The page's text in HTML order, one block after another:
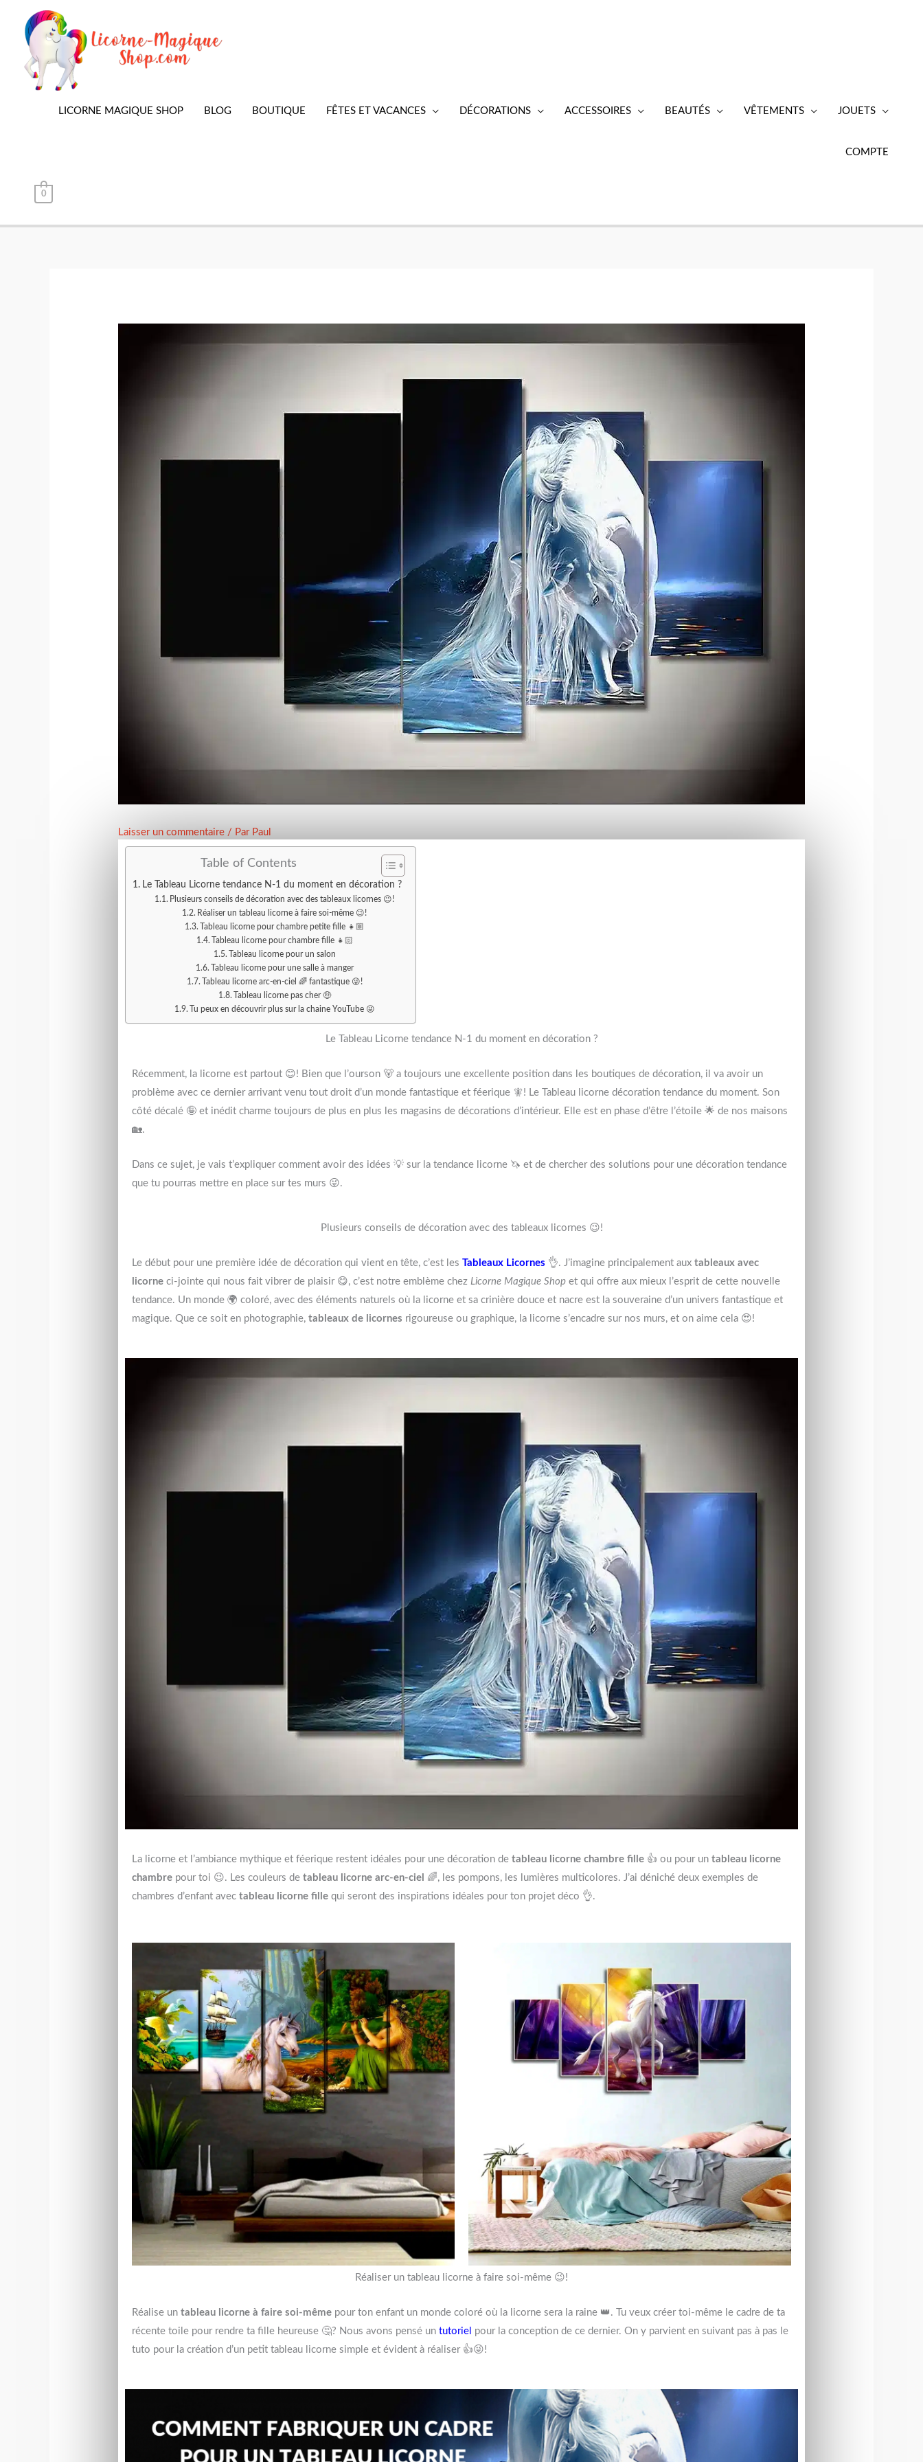
contenu
LICORNE MAGIQUE SHOP BLOG BOUTIQUE FÊTES ET VACANCES DÉCORATIONS ACCESSOIRES BEAUTÉS VÊTEMENTS JOUETS
COMPTE
0
Laisser un commentaire / Par Paul
Table of Contents
Le Tableau Licorne tendance N-1 du moment en décoration ?
Plusieurs conseils de décoration avec des tableaux licornes 😉!
Réaliser un tableau licorne à faire soi-même 😉!
Tableau licorne pour chambre petite fille 👧🏼
Tableau licorne pour chambre fille 👧🏻
Tableau licorne pour un salon
Tableau licorne pour une salle à manger
Tableau licorne arc-en-ciel 🌈 fantastique 😜!
Tableau licorne pas cher 🤑
Tu peux en découvrir plus sur la chaine YouTube 😜
Le Tableau Licorne tendance N-1 du moment en décoration ?
Récemment, la licorne est partout 😊! Bien que l’ourson 🐻 a toujours une excellente position dans les boutiques de décoration, il va avoir un
problème avec ce dernier arrivant venu tout droit d’un monde fantastique et féerique 🧚! Le Tableau licorne décoration tendance du moment. Son
côté décalé 🤪 et inédit charme toujours de plus en plus les magasins de décorations d’intérieur. Elle est en phase d’être l’étoile 🌟 de nos maisons
🏡.
Dans ce sujet, je vais t’expliquer comment avoir des idées 💡 sur la tendance licorne 🦄 et de chercher des solutions pour une décoration tendance
que tu pourras mettre en place sur tes murs 😜.
Plusieurs conseils de décoration avec des tableaux licornes 😉!
Le début pour une première idée de décoration qui vient en tête, c’est lesTableaux Licornes 👌. J’imagine principalement auxtableaux avec
licorne ci-jointe qui nous fait vibrer de plaisir 😋, c’est notre emblème chezLicorne Magique Shop et qui offre aux mieux l’esprit de cette nouvelle
tendance. Un monde 🌍 coloré, avec des éléments naturels où la licorne et sa crinière douce et nacre est la souveraine d’un univers fantastique et
magique. Que ce soit en photographie,tableaux de licornes rigoureuse ou graphique, la licorne s’encadre sur nos murs, et on aime cela 😍!
La licorne et l’ambiance mythique et féerique restent idéales pour une décoration detableau licorne chambre fille 👍 ou pour untableau licorne
chambre pour toi 😉. Les couleurs detableau licorne arc-en-ciel 🌈, les pompons, les lumières multicolores. J’ai déniché deux exemples de
chambres d’enfant avectableau licorne fille qui seront des inspirations idéales pour ton projet déco 👌.
Réaliser un tableau licorne à faire soi-même 😉!
Réalise untableau licorne à faire soi-même pour ton enfant un monde coloré où la licorne sera la raine 👑. Tu veux créer toi-même le cadre de ta
récente toile pour rendre ta fille heureuse 🤔? Nous avons pensé untutoriel pour la conception de ce dernier. On y parvient en suivant pas à pas le
tuto pour la création d’un petit tableau licorne simple et évident à réaliser 👍😜!